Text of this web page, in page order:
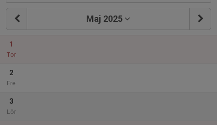
Maj 2025
1
Tor
2
Fre
3
Lör